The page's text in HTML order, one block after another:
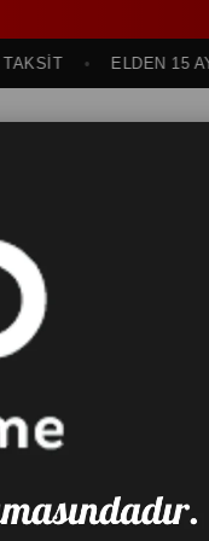
ELDEN 15 AYA
Mobilyası
2 Lİ KOLTUK
(KDV